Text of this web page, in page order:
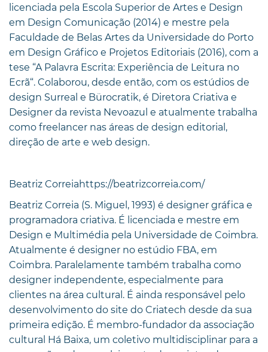
licenciada pela Escola Superior de Artes e Design
em Design Comunicação (2014) e mestre pela
Faculdade de Belas Artes da Universidade do Porto
em Design Gráfico e Projetos Editoriais (2016), com a
tese “A Palavra Escrita: Experiência de Leitura no
Ecrã“. Colaborou, desde então, com os estúdios de
design Surreal e Bürocratik, é Diretora Criativa e
Designer da revista Nevoazul e atualmente trabalha
como freelancer nas áreas de design editorial,
direção de arte e web design.
Beatriz Correiahttps://beatrizcorreia.com/
Beatriz Correia (S. Miguel, 1993) é designer gráfica e
programadora criativa. É licenciada e mestre em
Design e Multimédia pela Universidade de Coimbra.
Atualmente é designer no estúdio FBA, em
Coimbra. Paralelamente também trabalha como
designer independente, especialmente para
clientes na área cultural. É ainda responsável pelo
desenvolvimento do site do Criatech desde da sua
primeira edição. É membro-fundador da associação
cultural Há Baixa, um coletivo multidisciplinar para a